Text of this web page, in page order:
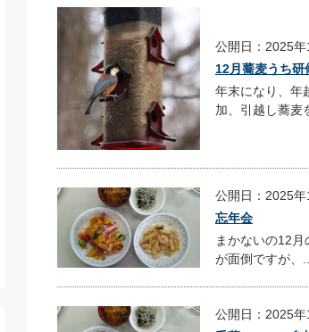
公開日：2025年
12月蕎麦うち研
年末になり、年
加、引越し蕎麦
公開日：2025年
忘年会
まかないの12
が面倒ですが、...
公開日：2025年